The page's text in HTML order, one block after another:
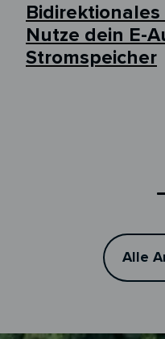
Bidirektionales
Nutze dein E-
Stromspeicher
Alle